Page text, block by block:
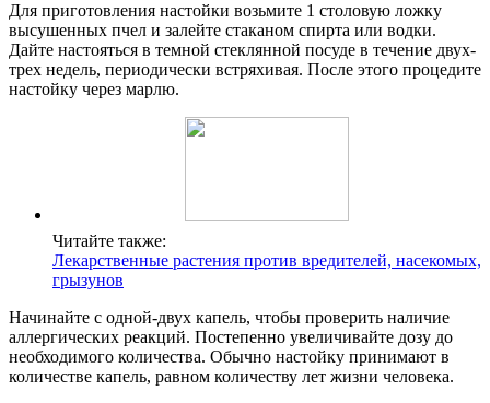
Для приготовления настойки возьмите 1 столовую ложку
высушенных пчел и залейте стаканом спирта или водки.
Дайте настояться в темной стеклянной посуде в течение двух-
трех недель, периодически встряхивая. После этого процедите
настойку через марлю.
Читайте также:
Лекарственные растения против вредителей, насекомых,
грызунов
Начинайте с одной-двух капель, чтобы проверить наличие
аллергических реакций. Постепенно увеличивайте дозу до
необходимого количества. Обычно настойку принимают в
количестве капель, равном количеству лет жизни человека.